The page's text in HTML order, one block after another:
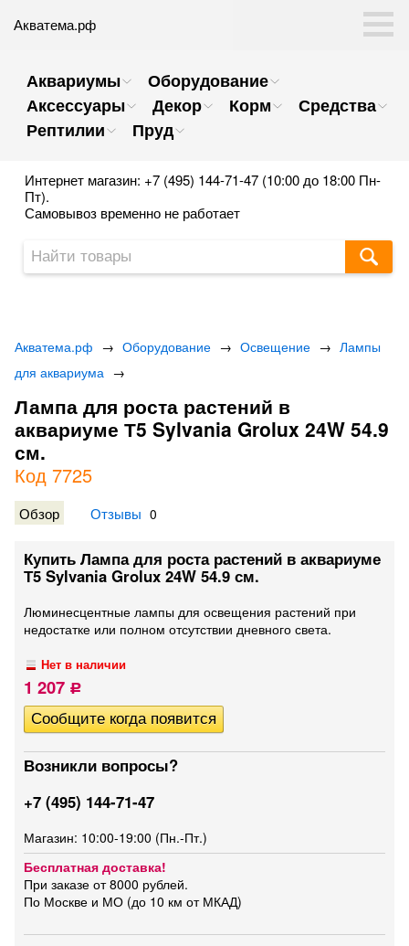
Акватема.рф
Аквариумы
Оборудование
Аксессуары
Декор Корм
Средства
Рептилии
Пруд
Интернет магазин: +7 (495) 144-71-47 (10:00 до 18:00 Пн-
Пт).
Самовывоз временно не работает
Акватема.рф → Оборудование → Освещение → Лампы
для аквариума →
Лампа для роста растений в
аквариуме Т5 Sylvania Grolux 24W 54.9
см.
Код 7725
Обзор Отзывы 0
Купить Лампа для роста растений в аквариуме
Т5 Sylvania Grolux 24W 54.9 см.
Люминесцентные лампы для освещения растений при
недостатке или полном отсутствии дневного света.
Нет в наличии
1 207 Р
Возникли вопросы?
+7 (495) 144-71-47
Магазин: 10:00-19:00 (Пн.-Пт.)
Бесплатная доставка!
При заказе от 8000 рублей.
По Москве и МО (до 10 км от МКАД)